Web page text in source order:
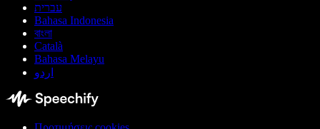
עברית
Bahasa Indonesia
বাংলা
Català
Bahasa Melayu
اردو